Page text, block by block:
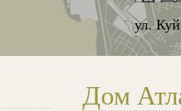
ул.
Дом